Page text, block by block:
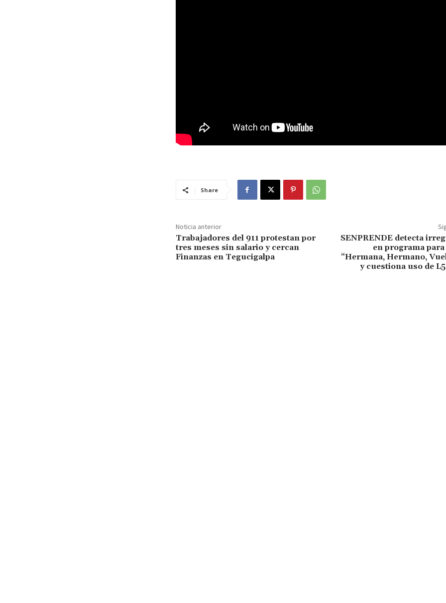
Share
Noticia anterior
Trabajadores del 911 protestan por
tres meses sin salario y cercan
Finanzas en Tegucigalpa
SENPRENDE detecta
en programa
“Hermana, Hermano,
y cuestiona uso de